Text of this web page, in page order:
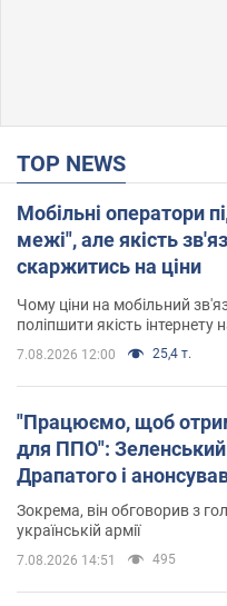
TOP NEWS
Мобільні оператори
межі", але якість
скаржитись на ціни
Чому ціни на мобільний
поліпшити якість інтернету
7.08.2026 12:00 25,4 т.
"Працюємо, щоб
для ППО": Зеленський
Драпатого і
Зокрема, він обговорив з
українській армії
7.08.2026 14:51 495